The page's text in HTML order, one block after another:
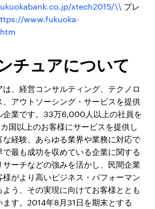
xtech2015/\\ プレ
www.fukuoka-
チュアについて
、経営コンサルティング、テクノロ
、アウトソーシング・サービスを提供
企業です。33万6,000人以上の社員を
国以上のお客様にサービスを提供し
な経験、あらゆる業界や業務に対応で
で最も成功を収めている企業に関する
サーチなどの強みを活かし、民間企業
がより高いビジネス・パフォーマン
よう、その実現に向けてお客様ととも
ます。2014年8月31日を期末とする